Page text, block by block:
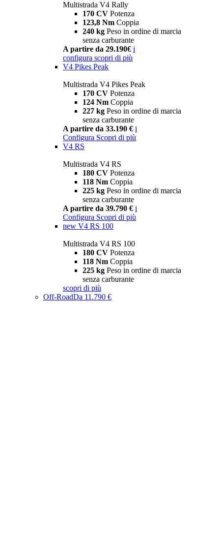
Multistrada V4 Rally
170 CV Potenza
123,8 Nm Coppia
240 kg Peso in ordine di marcia
senza carburante
A partire da 29.190€ i
configura scopri di più
V4 Pikes Peak
Multistrada V4 Pikes Peak
170 CV Potenza
124 Nm Coppia
227 kg Peso in ordine di marcia
senza carburante
A partire da 33.190 € i
Configura Scopri di più
V4 RS
Multistrada V4 RS
180 CV Potenza
118 Nm Coppia
225 kg Peso in ordine di marcia
senza carburante
A partire da 39.790 € i
Configura Scopri di più
new V4 RS 100
Multistrada V4 RS 100
180 CV Potenza
118 Nm Coppia
225 kg Peso in ordine di marcia
senza carburante
scopri di più
Off-RoadDa 11.790 €